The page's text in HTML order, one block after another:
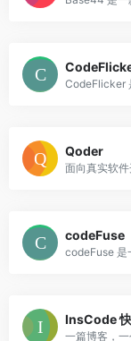
Qoder
面向真实软
codeFuse
InsCode
一篇博客，